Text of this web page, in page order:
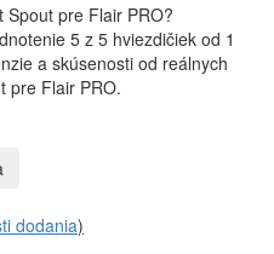
Spout pre Flair PRO?
5 z 5 hviezdičiek od 1
a skúsenosti od reálnych
pre Flair PRO.
dodania)